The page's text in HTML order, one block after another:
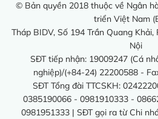
© Bản quyền 2018 thuộc về Ngân
triển Việt Nam
Tháp BIDV, Số 194 Trần Quang
Nội
SĐT tiếp nhận: 19009247 (Cá
nghiệp)/(+84-24) 22200588 -
SĐT Tổng đài TTCSKH:
0385190066 - 0981910333 -
0981951333 | SĐT gọi ra từ Chi